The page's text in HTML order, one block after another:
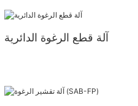
آلة قطع الرغوة الدائرية